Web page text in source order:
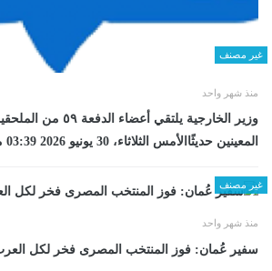
غير مصنف
منذ شهر واحد
وزير الخارجية يلتقي
المعينين حديثًاالأمس الثلاثاء، 30 يونيو 2026 03:39 مـ
غير مصنف
منذ شهر واحد
سفير عُمان: فوز المنتخب المصرى فخر لكل